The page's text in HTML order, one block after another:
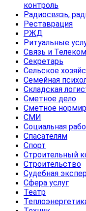
контроль
Радиосвязь,
Реставрация
РЖД
Ритуальные
Связь и
Секретарь
Сельское
Семейная
Складская
Сметное дело
Сметное
СМИ
Социальная
Спасателям
Спорт
Строительный
Строительство
Судебная
Сфера услуг
Театр